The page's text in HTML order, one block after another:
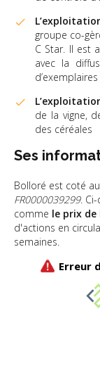
groupe co-
C Star. Il est
avec la
de la vigne,
des céréales
Ses
Bolloré est coté
FR0000039299.
comme le prix
d'actions en
semaines.